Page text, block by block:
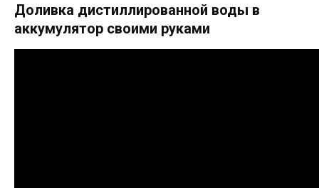
Доливка дистиллированной воды в
аккумулятор своими руками